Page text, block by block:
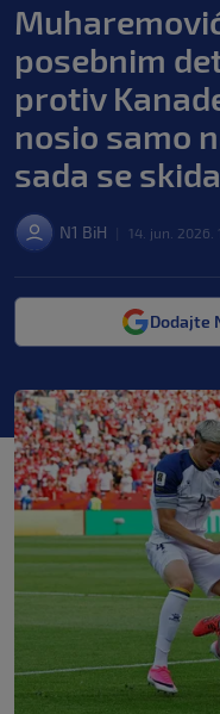
posebnim
protiv
nosio samo
sada se skida
N1 BiH 14. jun. 2026.
Dodajte